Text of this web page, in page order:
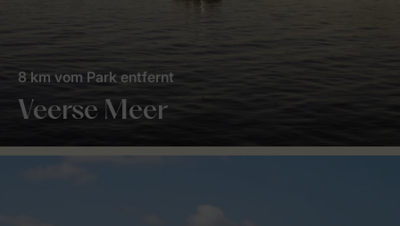
Veerse Meer
8 km vom Park entfernt